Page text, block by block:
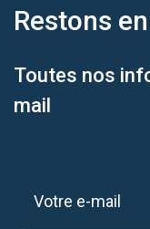
Restons en
Toutes nos
mail